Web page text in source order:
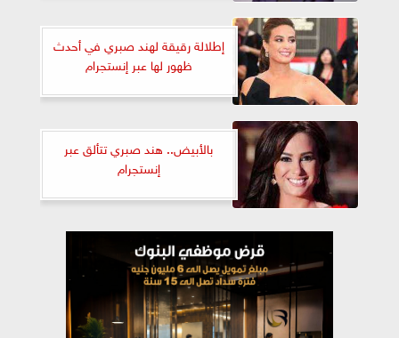
إطلالة رقيقة لهند صبري في أحدث
ظهور لها عبر إنستجرام
بالأبيض.. هند صبري تتألق عبر
إنستجرام